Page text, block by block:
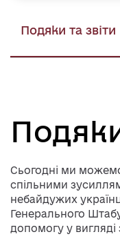
Подяки та звіти
Сьогодні ми
спільними
небайдужих
Генерального
допомогу у вигляді